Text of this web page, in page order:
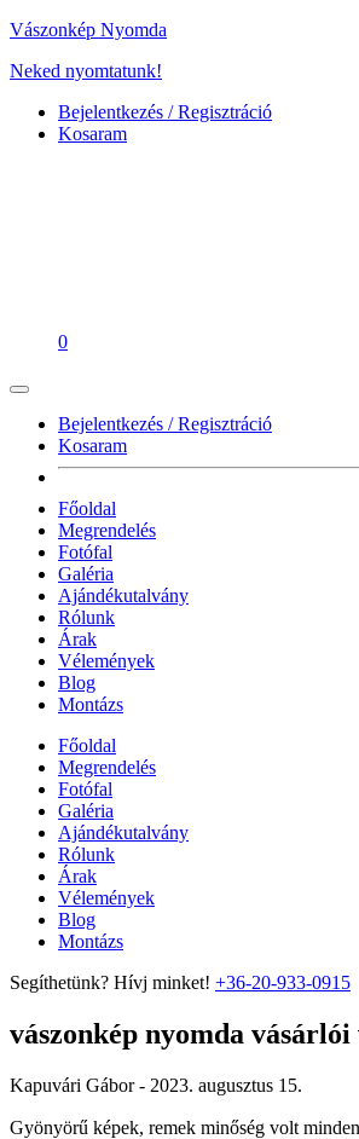
Vászonkép Nyomda
Neked nyomtatunk!
Bejelentkezés / Regisztráció
Kosaram
0
Bejelentkezés / Regisztráció
Kosaram
Főoldal
Megrendelés
Fotófal
Galéria
Ajándékutalvány
Rólunk
Árak
Vélemények
Blog
Montázs
Főoldal
Megrendelés
Fotófal
Galéria
Ajándékutalvány
Rólunk
Árak
Vélemények
Blog
Montázs
Segíthetünk? Hívj minket! +36-20-933-0915
vászonkép nyomda
Kapuvári Gábor - 2023. augusztus 15.
Gyönyörű képek, remek minőség volt